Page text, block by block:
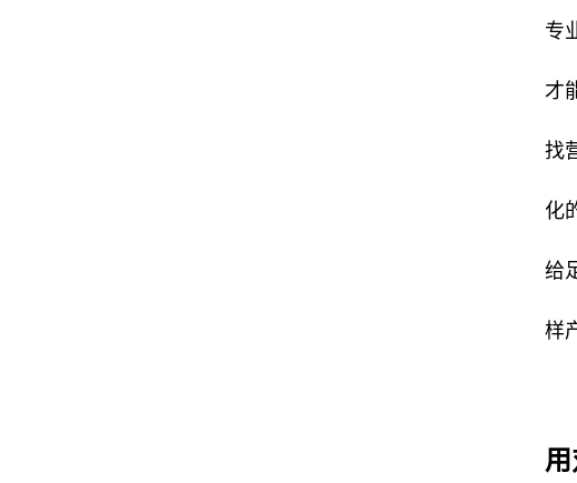
专
才
找
化
给
样